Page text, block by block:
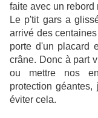
faite avec un rebord
Le p'tit gars a
arrivé des
porte d'un placard
crâne. Donc à part
ou mettre nos
protection
éviter cela.